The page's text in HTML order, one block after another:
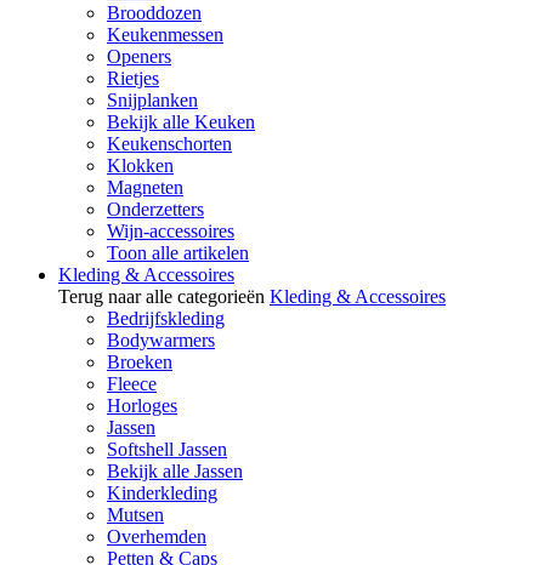
Brooddozen
Keukenmessen
Openers
Rietjes
Snijplanken
Bekijk alle Keuken
Keukenschorten
Klokken
Magneten
Onderzetters
Wijn-accessoires
Toon alle artikelen
Kleding & Accessoires
Terug naar alle categorieën Kleding & Accessoires
Bedrijfskleding
Bodywarmers
Broeken
Fleece
Horloges
Jassen
Softshell Jassen
Bekijk alle Jassen
Kinderkleding
Mutsen
Overhemden
Petten & Caps